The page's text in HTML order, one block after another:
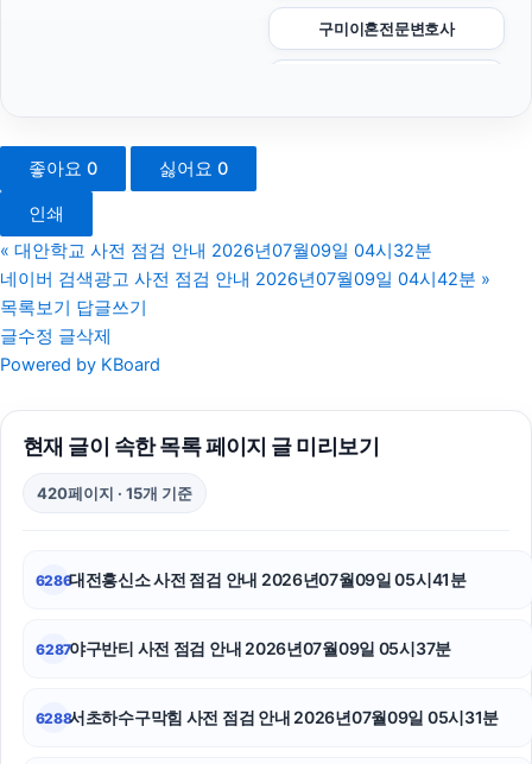
구미이혼전문변호사
축구반티
대구이혼전문변호사
인스타 좋아요
서울마약전문변호사
폰테크
좋아요 0 싫어요 0
인쇄
« 대안학교 사전 점검 안내 2026년07월09일 04시32분
네이버 검색광고 사전 점검 안내 2026년07월09일 04시42분 »
목록보기
답글쓰기
글수정 글삭제
Powered by KBoard
현재 글이 속한 목록 페이지 글 미리보기
420페이지 · 15개 기준
6286대전흥신소 사전 점검 안내 2026년07월09일 05시41분
6287야구반티 사전 점검 안내 2026년07월09일 05시37분
6288서초하수구막힘 사전 점검 안내 2026년07월09일 05시31분